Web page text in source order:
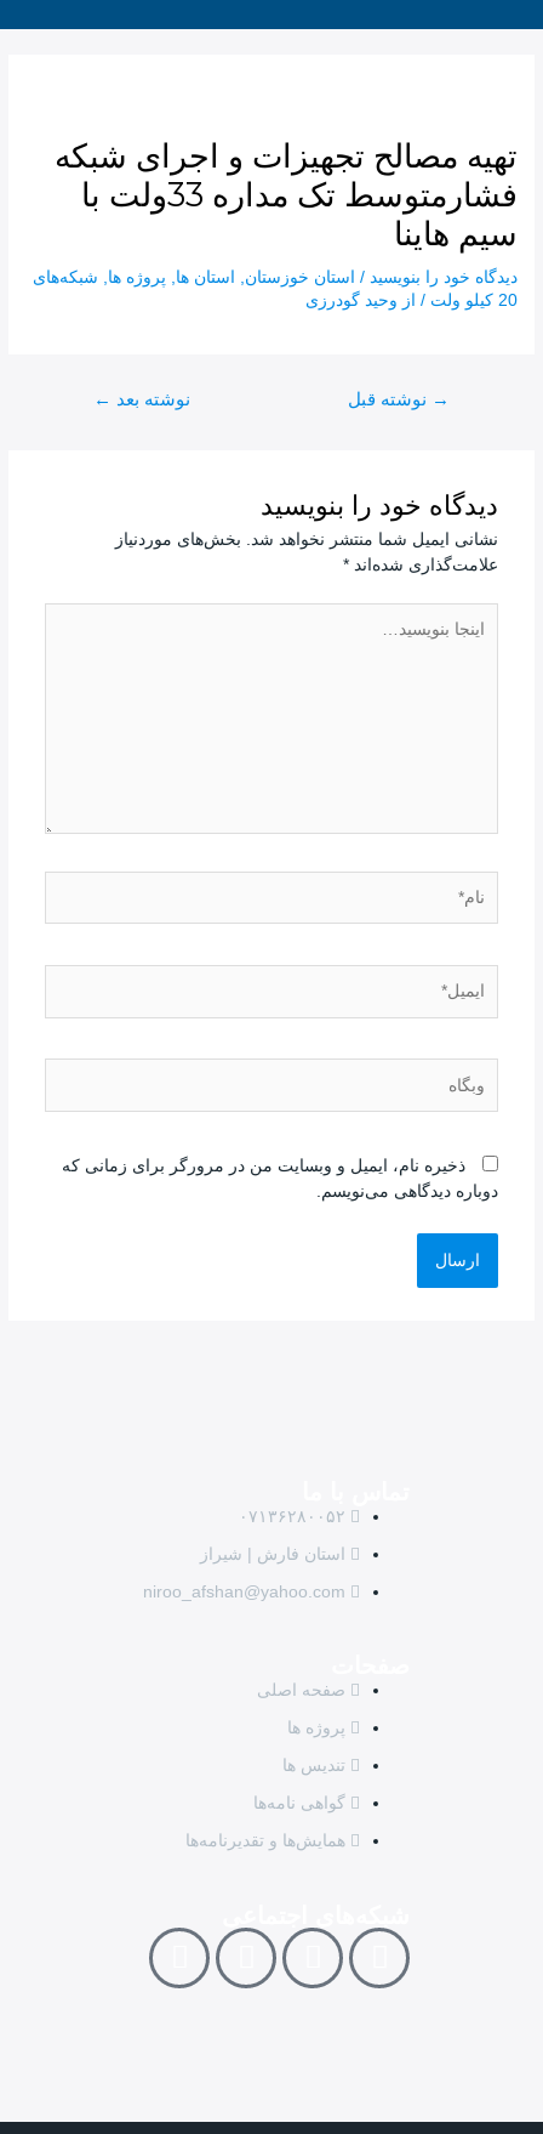
تهیه مصالح تجهیزات و اجرای شبکه
فشارمتوسط تک مداره 33ولت با
سیم هاینا
دیدگاه‌ خود را بنویسید / استان خوزستان, استان ها, پروژه ها, شبکه‌های
20 کیلو ولت
/ از وحید گودرزی
→ نوشته قبل نوشته بعد ←
دیدگاه‌ خود را بنویسید
نشانی ایمیل شما منتشر نخواهد شد. بخش‌های موردنیاز
علامت‌گذاری شده‌اند *
ذخیره نام، ایمیل و وبسایت من در مرورگر برای زمانی که
دوباره دیدگاهی می‌نویسم.
۰۷۱۳۶۲۸۰۰۵۲
استان فارش | شیراز
niroo_afshan@yahoo.com
صفحه اصلی
پروژه ها
تندیس ها
گواهی نامه‌ها
همایش‌ها و تقدیرنامه‌ها